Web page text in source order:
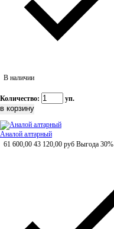
В наличии
Количество: уп.
Аналой алтарный
61 600,00 43 120,00 руб Выгода 30%